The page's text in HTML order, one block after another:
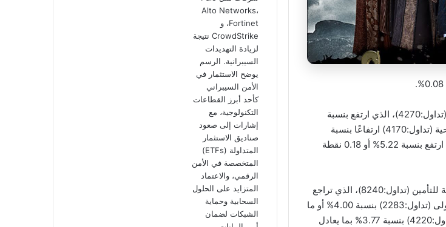
وكانت أفضل الأسهم أداءً خلال الجلسة سهم الشركة السعودية للطباعة والتغليف (تداول:4270)، الذي ارتفع بنسبة
5.80% أي 0.45 نقطة ليغلق عند 8.21. كما سجل سهم شركة المشروعات السياحية (تداول:4170) ارتفاعًا بنسبة
5.57% أو 0.78 نقطة ليغلق عند 14.78، وسهم شركة بنان العقارية (تداول:4324) ارتفع بنسبة 5.22% أو 0.18 نقطة
أما الأداء الأسوأ خلال الجلسة فقد كان من نصيب سهم شركة شِب العربية التعاونية للتأمين (تداول:8240)، الذي تراجع
بنسبة 4.19% أي 0.80 نقطة ليغلق عند 18.29. وانخفض سهم شركة المطاحن الأولى (تداول:2283) بنسبة 4.00% أو ما
يعادل 2.25 نقطة ليصل إلى 54.05، بينما هبط سهم إعمار المدينة الاقتصادية (تداول:4220) بنسبة 3.77% بما يعادل